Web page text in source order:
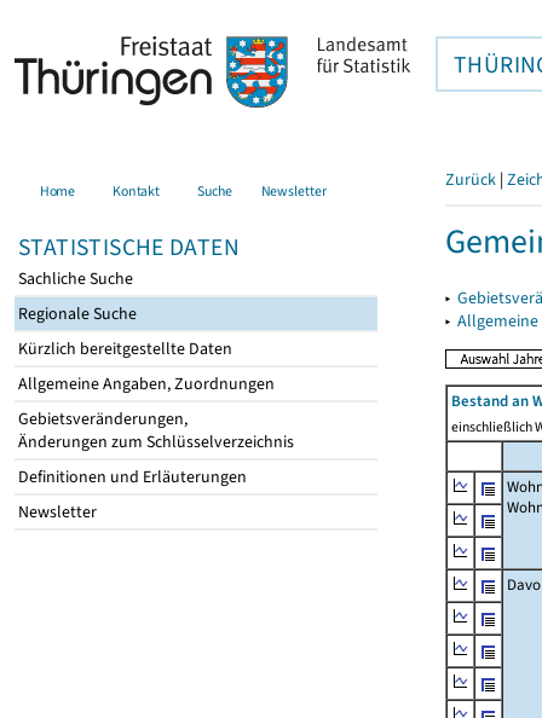
Home Kontakt Suche Newsletter
STATISTISCHE DATEN
Sachliche Suche
Regionale Suche
Kürzlich bereitgestellte Daten
Allgemeine Angaben, Zuordnungen
Gebietsveränderungen,
Änderungen zum Schlüsselverzeichnis
Definitionen und Erläuterungen
Newsletter
Zurück |
▸
▸
Bestand an
einschließlich